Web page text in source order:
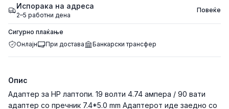
Испорака на адреса
2–5 работни дена
Повеќе
Сигурно плаќање
Онлајн
При достава Банкарски трансфер
Опис
Адаптер за HP лаптопи. 19 волти 4.74 ампера / 90 вати
адаптер со пречник 7.4*5.0 mm Адаптерот иде заедно со